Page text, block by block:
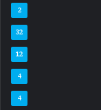
2
32
12
4
4